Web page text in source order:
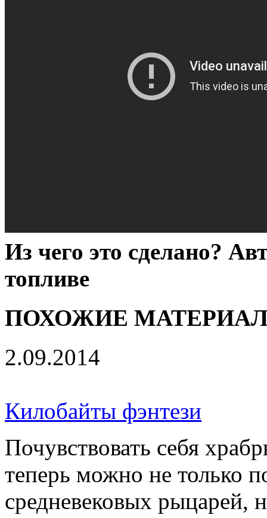
Из чего это сделано?
топливе
ПОХОЖИЕ
2.09.2014
Килобайты фэнтези
Почувствовать себя
теперь можно не только
средневековых рыцарей,